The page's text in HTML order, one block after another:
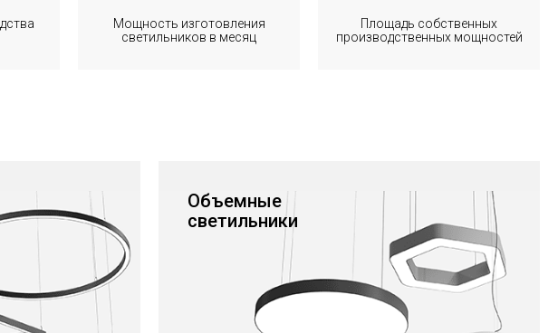
Мощность изготовления
светильников в месяц
Площадь собственных
производственных мощностей
Объемные
светильники